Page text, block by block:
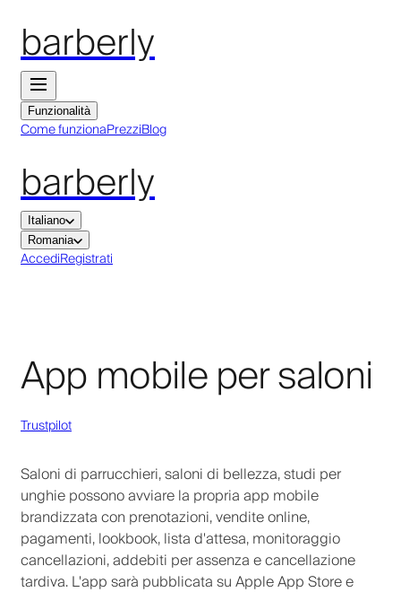
barberly
Funzionalità
Come funzionaPrezziBlog
barberly
Italiano
Romania
AccediRegistrati
App mobile per saloni
Trustpilot
Saloni di parrucchieri, saloni di bellezza, studi per
unghie possono avviare la propria app mobile
brandizzata con prenotazioni, vendite online,
pagamenti, lookbook, lista d'attesa, monitoraggio
cancellazioni, addebiti per assenza e cancellazione
tardiva. L'app sarà pubblicata su Apple App Store e